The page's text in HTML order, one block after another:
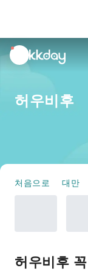
unread
notifications
허우비후
처음으로 대만
허우비후